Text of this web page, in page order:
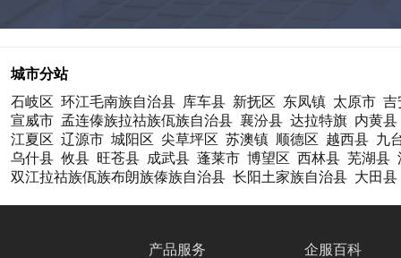
城市分站
石岐区 环江毛南族自治县 库车县 新抚区 东凤镇 太原市 吉
宣威市 孟连傣族拉祜族佤族自治县 襄汾县 达拉特旗 内黄县
江夏区 辽源市 城阳区 尖草坪区 苏澳镇 顺德区 越西县 九
乌什县 攸县 旺苍县 成武县 蓬莱市 博望区 西林县 芜湖县
双江拉祜族佤族布朗族傣族自治县 长阳土家族自治县 大田县
产品服务 企服百科